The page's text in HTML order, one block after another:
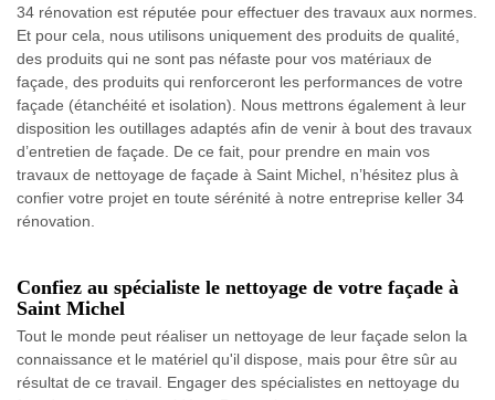
34 rénovation est réputée pour effectuer des travaux aux normes.
Et pour cela, nous utilisons uniquement des produits de qualité,
des produits qui ne sont pas néfaste pour vos matériaux de
façade, des produits qui renforceront les performances de votre
façade (étanchéité et isolation). Nous mettrons également à leur
disposition les outillages adaptés afin de venir à bout des travaux
d’entretien de façade. De ce fait, pour prendre en main vos
travaux de nettoyage de façade à Saint Michel, n’hésitez plus à
confier votre projet en toute sérénité à notre entreprise keller 34
rénovation.
Confiez au spécialiste le nettoyage de votre façade à
Saint Michel
Tout le monde peut réaliser un nettoyage de leur façade selon la
connaissance et le matériel qu'il dispose, mais pour être sûr au
résultat de ce travail. Engager des spécialistes en nettoyage du